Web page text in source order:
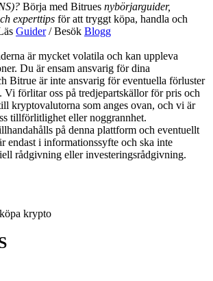
Börja med Bitrues nybörjarguider,
experttips för att tryggt köpa, handla och
Guider/ Besök Blogg
är mycket volatila och kan uppleva
Du är ensam ansvarig för dina
Bitrue är inte ansvarig för eventuella förluster
Vi förlitar oss på tredjepartskällor för pris och
kryptovalutorna som anges ovan, och vi är
tillförlitlighet eller noggrannhet.
på denna plattform och eventuellt
endast i informationssyfte och ska inte
rådgivning eller investeringsrådgivning.
krypto